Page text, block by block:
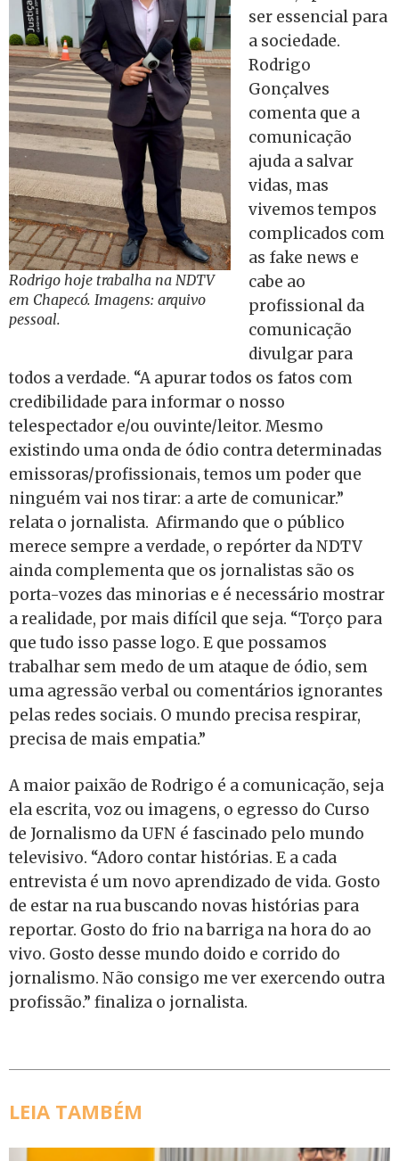
Rodrigo hoje trabalha na NDTV
em Chapecó. Imagens: arquivo
pessoal.
ser essencial para
a sociedade.
Rodrigo
Gonçalves
comenta que a
comunicação
ajuda a salvar
vidas, mas
vivemos tempos
complicados com
as fake news e
cabe ao
profissional da
comunicação
divulgar para
todos a verdade. “A apurar todos os fatos com
credibilidade para informar o nosso
telespectador e/ou ouvinte/leitor. Mesmo
existindo uma onda de ódio contra determinadas
emissoras/profissionais, temos um poder que
ninguém vai nos tirar: a arte de comunicar.”
relata o jornalista. Afirmando que o público
merece sempre a verdade, o repórter da NDTV
ainda complementa que os jornalistas são os
porta-vozes das minorias e é necessário mostrar
a realidade, por mais difícil que seja. “Torço para
que tudo isso passe logo. E que possamos
trabalhar sem medo de um ataque de ódio, sem
uma agressão verbal ou comentários ignorantes
pelas redes sociais. O mundo precisa respirar,
precisa de mais empatia.”
A maior paixão de Rodrigo é a comunicação, seja
ela escrita, voz ou imagens, o egresso do Curso
de Jornalismo da UFN é fascinado pelo mundo
televisivo. “Adoro contar histórias. E a cada
entrevista é um novo aprendizado de vida. Gosto
de estar na rua buscando novas histórias para
reportar. Gosto do frio na barriga na hora do ao
vivo. Gosto desse mundo doido e corrido do
jornalismo. Não consigo me ver exercendo outra
profissão.” finaliza o jornalista.
LEIA TAMBÉM